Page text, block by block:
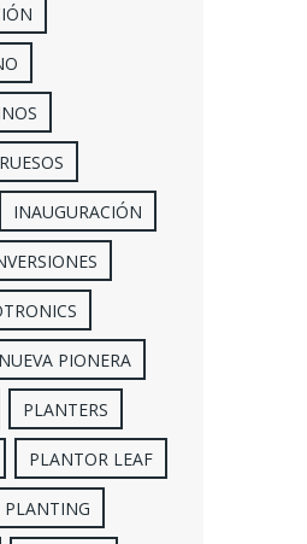
INAUGURACIÓN
NUEVA PIONERA
PLANTERS
PLANTOR LEAF
PLANTING